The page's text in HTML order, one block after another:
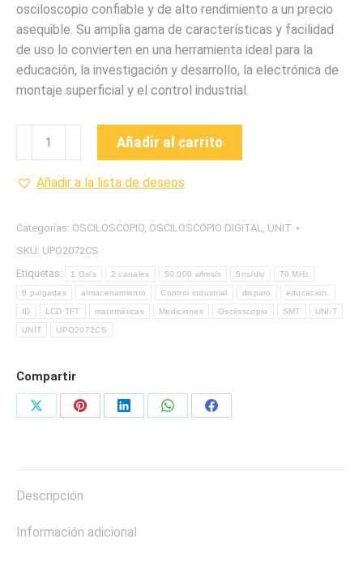
osciloscopio confiable y de alto rendimiento a un precio
asequible. Su amplia gama de características y facilidad
de uso lo convierten en una herramienta ideal para la
educación, la investigación y desarrollo, la electrónica de
montaje superficial y el control industrial.
UPO2072CS
ULTRA
MARCA
UNI-
T
cantidad
Añadir al carrito
Añadir a la lista de deseos
Categorías: OSCILOSCOPIO OSCILOSCOPIO DIGITAL
UNIT
SKU: UPO2072CS
Etiquetas:
1 Gs/s 2 canales 50.000 wfms/s 5ns/div 70 MHz
8 pulgadas almacenamiento Control industrial disparo educación.
ID LCD TFT matemáticas Mediciones Osciloscopio SMT UNI-T
UNIT UPO2072CS
Compartir
Share
Share
Share
Share
Share
Descripción
Información adicional